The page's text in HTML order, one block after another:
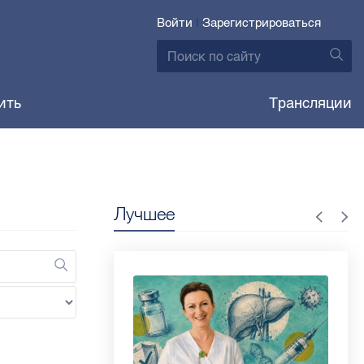
Войти | Зарегистрироваться
Трансляции
Лучшее